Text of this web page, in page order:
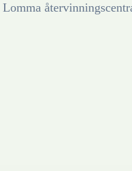
Lomma